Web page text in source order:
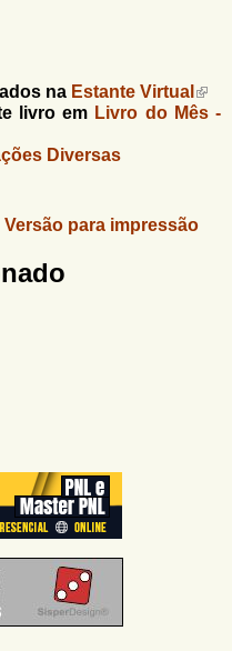
na Estante Virtual
livro em Livro do Mês -
Diversas
Versão para impressão